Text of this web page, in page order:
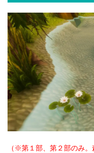
（※第１部、第２部のみ